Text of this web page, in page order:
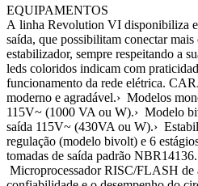
EQUIPAMENTOS
A linha Revolution VI disponibiliza
saída, que possibilitam conectar
estabilizador, sempre respeitando a
leds coloridos indicam com
funcionamento da rede elétrica.
moderno e agradável.› Modelos
115V~ (1000 VA ou W).› Modelo
saída 115V~ (430VA ou W).›
regulação (modelo bivolt) e 6
tomadas de saída padrão
Microprocessador RISC/FLASH de